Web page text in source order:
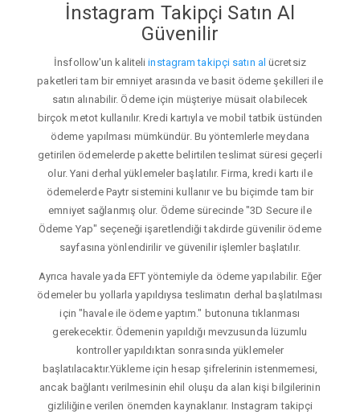
İnstagram Takipçi Satın Al
Güvenilir
İnsfollow'un kaliteliinstagram takipçi satın al ücretsiz
paketleri tam bir emniyet arasında ve basit ödeme şekilleri ile
satın alınabilir. Ödeme için müşteriye müsait olabilecek
birçok metot kullanılır. Kredi kartıyla ve mobil tatbik üstünden
ödeme yapılması mümkündür. Bu yöntemlerle meydana
getirilen ödemelerde pakette belirtilen teslimat süresi geçerli
olur. Yani derhal yüklemeler başlatılır. Firma, kredi kartı ile
ödemelerde Paytr sistemini kullanır ve bu biçimde tam bir
emniyet sağlanmış olur. Ödeme sürecinde "3D Secure ile
Ödeme Yap" seçeneği işaretlendiği takdirde güvenilir ödeme
sayfasına yönlendirilir ve güvenilir işlemler başlatılır.
Ayrıca havale yada EFT yöntemiyle da ödeme yapılabilir. Eğer
ödemeler bu yollarla yapıldıysa teslimatın derhal başlatılması
için "havale ile ödeme yaptım." butonuna tıklanması
gerekecektir. Ödemenin yapıldığı mevzusunda lüzumlu
kontroller yapıldıktan sonrasında yüklemeler
başlatılacaktır.Yükleme için hesap şifrelerinin istenmemesi,
ancak bağlantı verilmesinin ehil oluşu da alan kişi bilgilerinin
gizliliğine verilen önemden kaynaklanır. Instagram takipçi